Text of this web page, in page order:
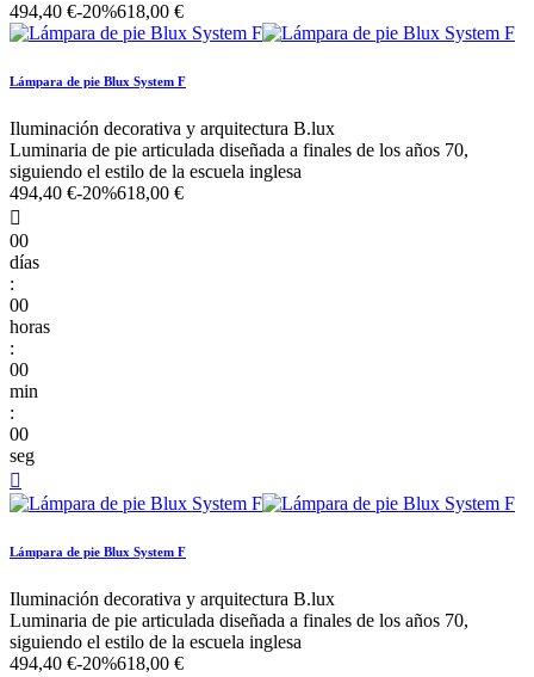
494,40 €-20%618,00 €
Lámpara de pie Blux System F
Iluminación decorativa y arquitectura B.lux
Luminaria de pie articulada diseñada a finales de los años 70,
siguiendo el estilo de la escuela inglesa
494,40 €-20%618,00 €

00
días
:
00
horas
:
00
min
:
00
seg

Lámpara de pie Blux System F
Iluminación decorativa y arquitectura B.lux
Luminaria de pie articulada diseñada a finales de los años 70,
siguiendo el estilo de la escuela inglesa
494,40 €-20%618,00 €